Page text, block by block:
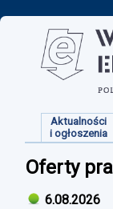
Aktualności
i ogłoszenia
Oferty
6.08.2026